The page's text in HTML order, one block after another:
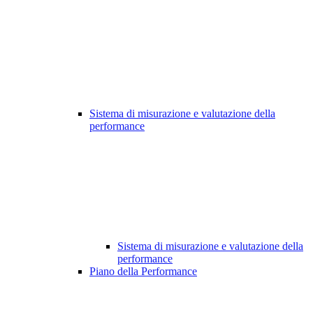
Sistema di misurazione e valutazione della
performance
Sistema di misurazione e valutazione della
performance
Piano della Performance